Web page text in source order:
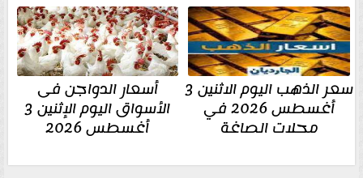
سعر الذهب اليوم الاثنين 3
أغسطس 2026 في
محلات الصاغة
أسعار الدواجن فى
الأسواق اليوم الإثنين 3
أغسطس 2026